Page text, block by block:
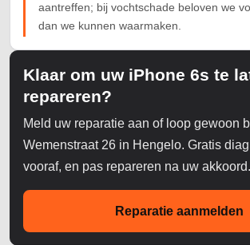
aantreffen; bij vochtschade beloven we
dan we kunnen waarmaken.
Klaar om uw iPhone 6s te
repareren?
Meld uw reparatie aan of loop gewoon
Wemenstraat 26 in Hengelo. Gratis
vooraf, en pas repareren na uw akkoord.
Reparatie aanmelden